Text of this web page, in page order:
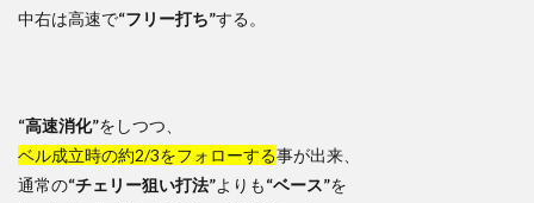
中右は高速で“フリー打ち”する。
“高速消化”をしつつ、
ベル成立時の約2/3をフォローする事が出来、
通常の“チェリー狙い打法”よりも“ベース”を